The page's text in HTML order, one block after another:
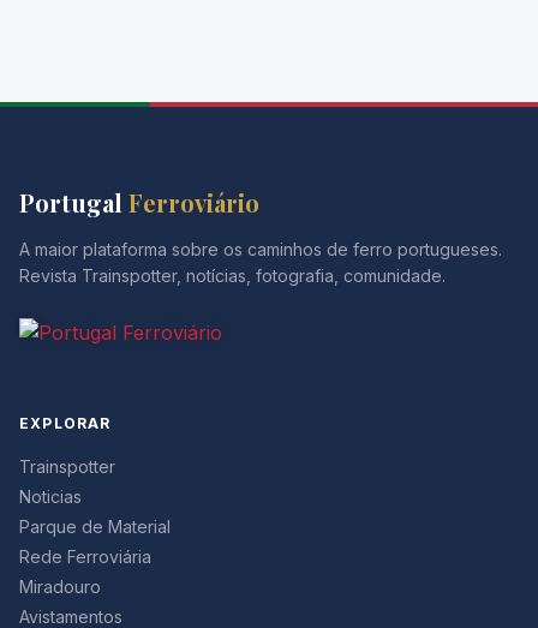
Portugal Ferroviário
A maior plataforma sobre os caminhos de ferro portugueses.
Revista Trainspotter, notícias, fotografia, comunidade.
EXPLORAR
Trainspotter
Noticias
Parque de Material
Rede Ferroviária
Miradouro
Avistamentos